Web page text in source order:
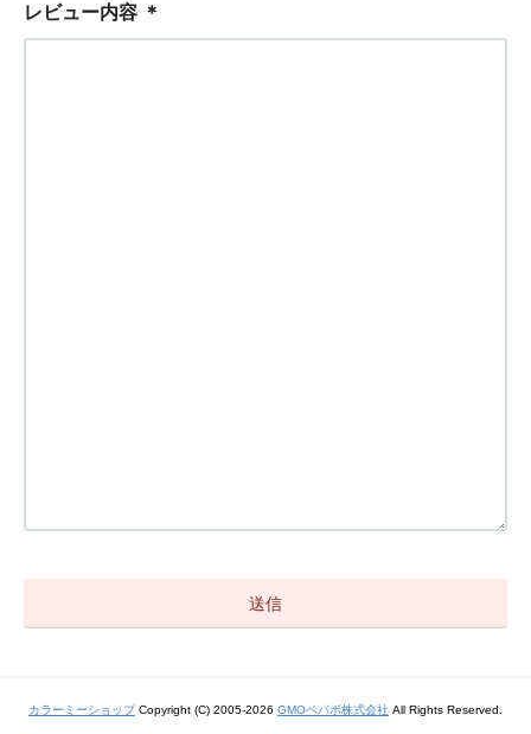
レビュー内容 ＊
カラーミーショップCopyright (C) 2005-2026 GMOペパボ株式会社 All Rights Reserved.